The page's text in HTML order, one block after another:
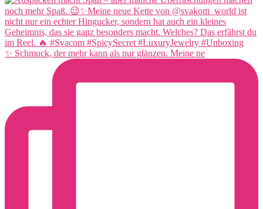
✨ Schmuck, der mehr kann als nur glänzen. Meine ne